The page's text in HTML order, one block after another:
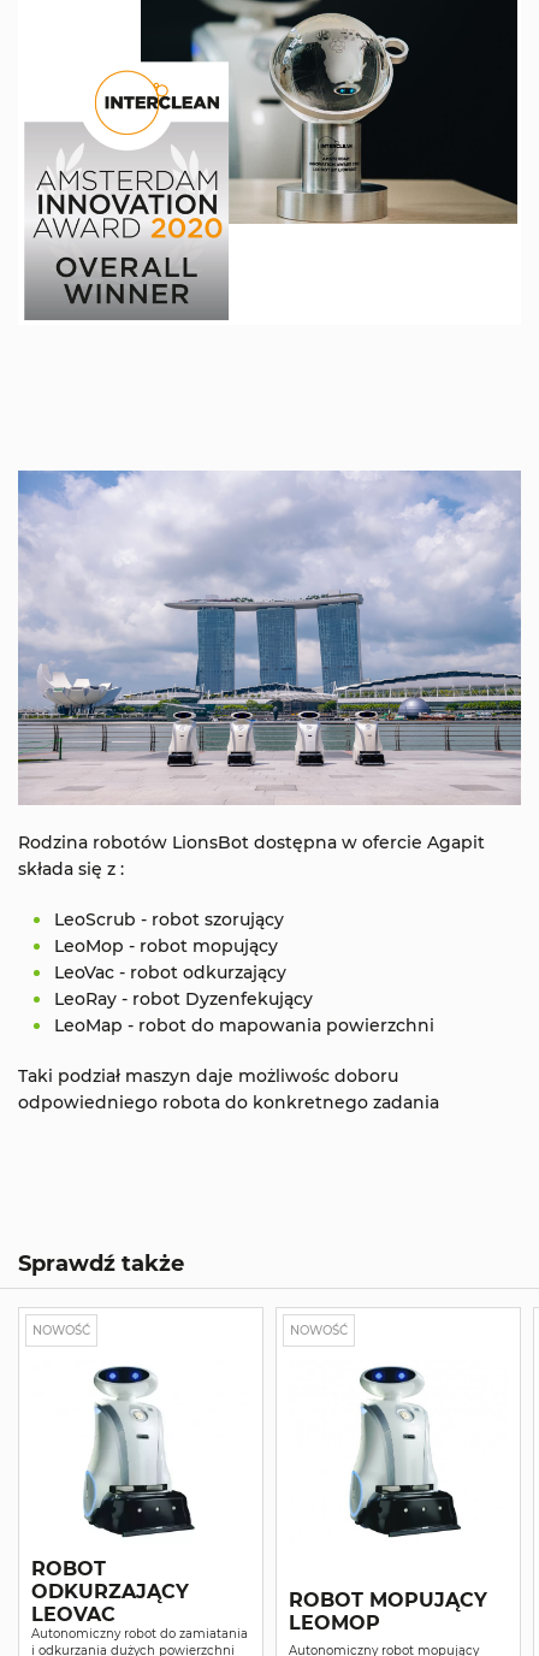
Rodzina robotów LionsBot dostępna w ofercie Agapit
składa się z :
LeoScrub - robot szorujący
LeoMop - robot mopujący
LeoVac - robot odkurzający
LeoRay - robot Dyzenfekujący
LeoMap - robot do mapowania powierzchni
Taki podział maszyn daje możliwośc doboru
odpowiedniego robota do konkretnego zadania
Sprawdź także
NOWOŚĆ
ROBOT
ODKURZAJĄCY
LEOVAC
Autonomiczny robot do zamiatania
i odkurzania dużych powierzchni
NOWOŚĆ
ROBOT MOPUJĄCY
LEOMOP
Autonomiczny robot mopujący